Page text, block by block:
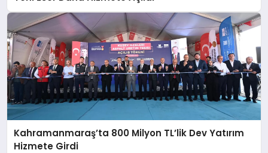
Kahramanmaraş’ta 800 Milyon TL’lik Dev Yatırım
Hizmete Girdi